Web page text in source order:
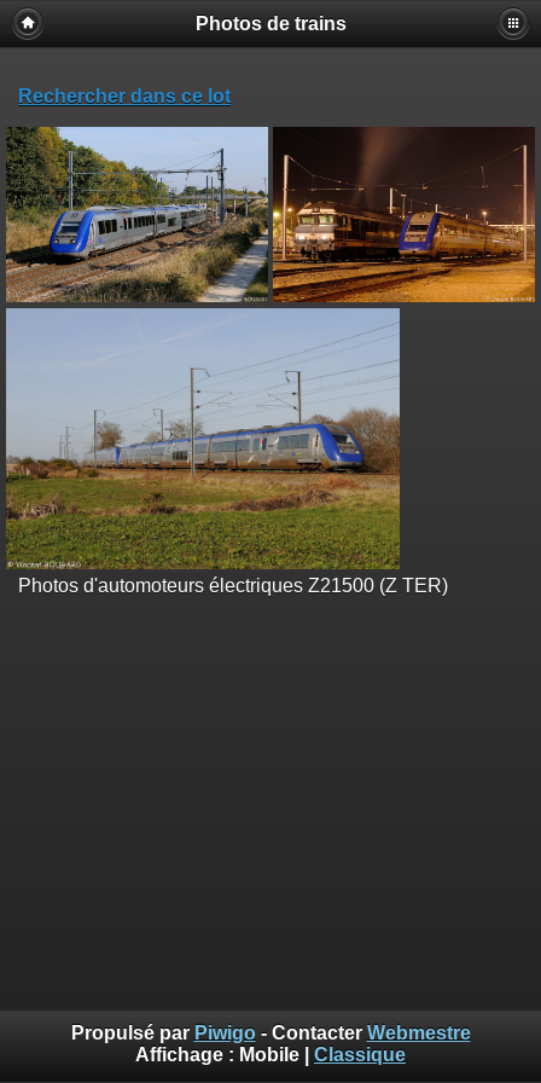
Photos de trains
Rechercher dans ce lot
Photos d'automoteurs électriques Z21500 (Z TER)
Propulsé par Piwigo- Contacter Webmestre
Affichage : Mobile Classique